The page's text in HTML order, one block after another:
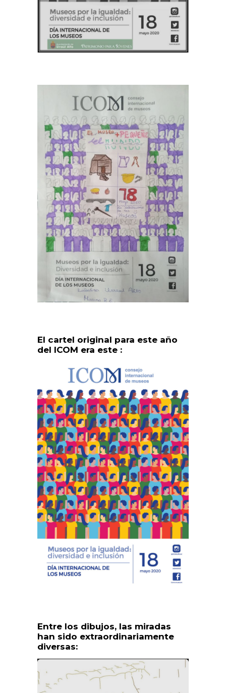
El cartel original para este año
del ICOM era este :
Entre los dibujos, las miradas
han sido extraordinariamente
diversas: